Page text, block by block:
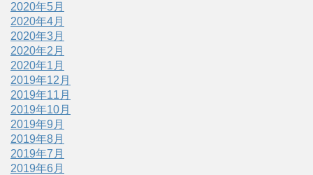
2020年5月
2020年4月
2020年3月
2020年2月
2020年1月
2019年12月
2019年11月
2019年10月
2019年9月
2019年8月
2019年7月
2019年6月